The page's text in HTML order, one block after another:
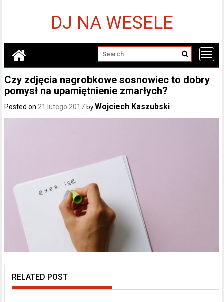
DJ NA WESELE
Czy zdjęcia nagrobkowe sosnowiec to dobry
pomysł na upamiętnienie zmarłych?
Posted on 21 lutego 2017 by Wojciech Kaszubski
RELATED POST